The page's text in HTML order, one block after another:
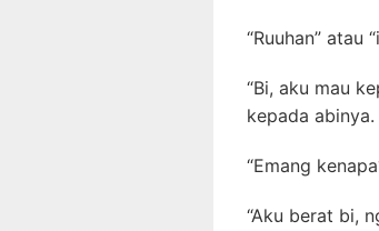
“Ruuhan” atau
“Bi, aku mau
kepada abinya.
“Emang
“Aku berat bi,